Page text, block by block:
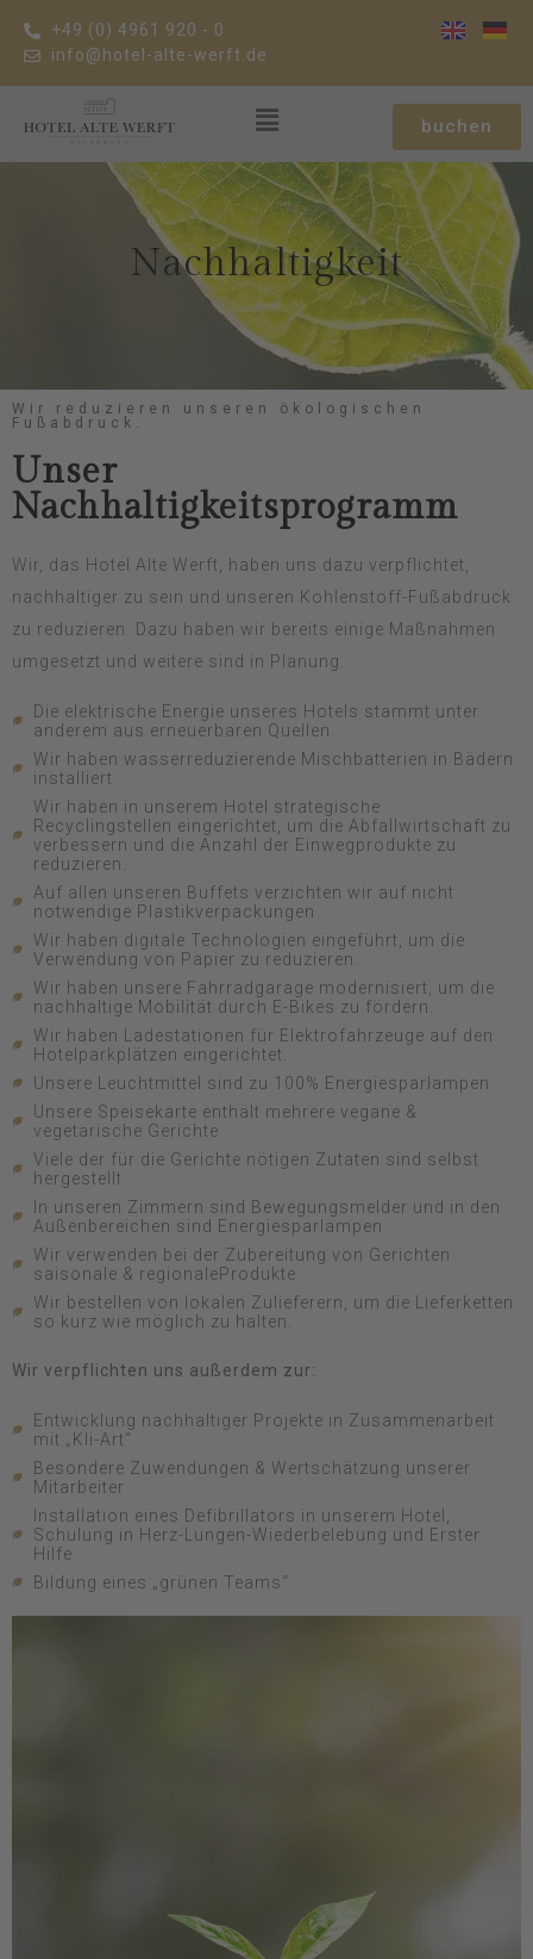
+49 (0) 4961 920 - 0
info@hotel-alte-werft.de
buchen
Nachhaltigkeit
Wir reduzieren unseren ökologischen
Fußabdruck.
Unser
Nachhaltigkeitsprogramm
Wir, das Hotel Alte Werft, haben uns dazu verpflichtet,
nachhaltiger zu sein und unseren Kohlenstoff-Fußabdruck
zu reduzieren. Dazu haben wir bereits einige Maßnahmen
umgesetzt und weitere sind in Planung.
Die elektrische Energie unseres Hotels stammt unter
anderem aus erneuerbaren Quellen.
Wir haben wasserreduzierende Mischbatterien in Bädern
installiert
Wir haben in unserem Hotel strategische
Recyclingstellen eingerichtet, um die Abfallwirtschaft zu
verbessern und die Anzahl der Einwegprodukte zu
reduzieren.
Auf allen unseren Buffets verzichten wir auf nicht
notwendige Plastikverpackungen
Wir haben digitale Technologien eingeführt, um die
Verwendung von Papier zu reduzieren.
Wir haben unsere Fahrradgarage modernisiert, um die
nachhaltige Mobilität durch E-Bikes zu fördern.
Wir haben Ladestationen für Elektrofahrzeuge auf den
Hotelparkplätzen eingerichtet.
Unsere Leuchtmittel sind zu 100% Energiesparlampen
Unsere Speisekarte enthält mehrere vegane &
vegetarische Gerichte
Viele der für die Gerichte nötigen Zutaten sind selbst
hergestellt
In unseren Zimmern sind Bewegungsmelder und in den
Außenbereichen sind Energiesparlampen
Wir verwenden bei der Zubereitung von Gerichten
saisonale & regionaleProdukte
Wir bestellen von lokalen Zulieferern, um die Lieferketten
so kurz wie möglich zu halten.
Wir verpflichten uns außerdem zur:
Entwicklung nachhaltiger Projekte in Zusammenarbeit
mit „Kli-Art“
Besondere Zuwendungen & Wertschätzung unserer
Mitarbeiter
Installation eines Defibrillators in unserem Hotel,
Schulung in Herz-Lungen-Wiederbelebung und Erster
Hilfe
Bildung eines „grünen Teams“